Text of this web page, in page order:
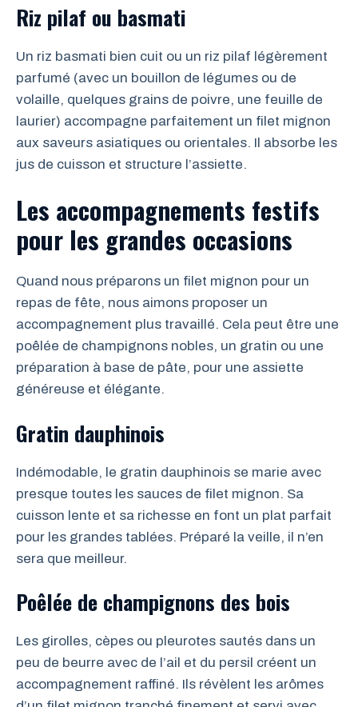
Riz pilaf ou basmati
Un riz basmati bien cuit ou un riz pilaf légèrement
parfumé (avec un bouillon de légumes ou de
volaille, quelques grains de poivre, une feuille de
laurier) accompagne parfaitement un filet mignon
aux saveurs asiatiques ou orientales. Il absorbe les
jus de cuisson et structure l’assiette.
Les accompagnements festifs
pour les grandes occasions
Quand nous préparons un filet mignon pour un
repas de fête, nous aimons proposer un
accompagnement plus travaillé. Cela peut être une
poêlée de champignons nobles, un gratin ou une
préparation à base de pâte, pour une assiette
généreuse et élégante.
Gratin dauphinois
Indémodable, le gratin dauphinois se marie avec
presque toutes les sauces de filet mignon. Sa
cuisson lente et sa richesse en font un plat parfait
pour les grandes tablées. Préparé la veille, il n’en
sera que meilleur.
Poêlée de champignons des bois
Les girolles, cèpes ou pleurotes sautés dans un
peu de beurre avec de l’ail et du persil créent un
accompagnement raffiné. Ils révèlent les arômes